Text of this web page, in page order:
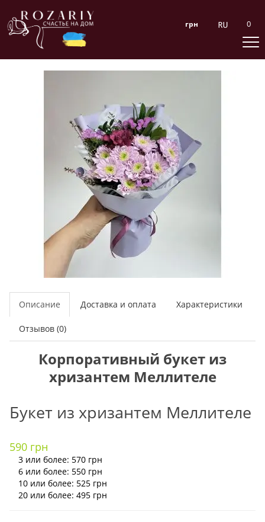
грн 0
Описание Доставка и оплата Характеристики
Отзывов (0)
Корпоративный букет из
хризантем Меллителе
Букет из хризантем Меллителе
590 грн
3 или более: 570 грн
6 или более: 550 грн
10 или более: 525 грн
20 или более: 495 грн